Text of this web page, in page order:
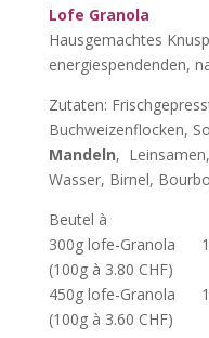
Lofe Granola
Hausgemachtes
energiespendenden,
Zutaten:
Buchweizenflocke​n,
Mandeln,
Wasser, Birnel,
Beutel à
300g lofe-Granola
(100g à 3.80 CHF)
450g lofe-Granola
(100g à 3.60 CHF)